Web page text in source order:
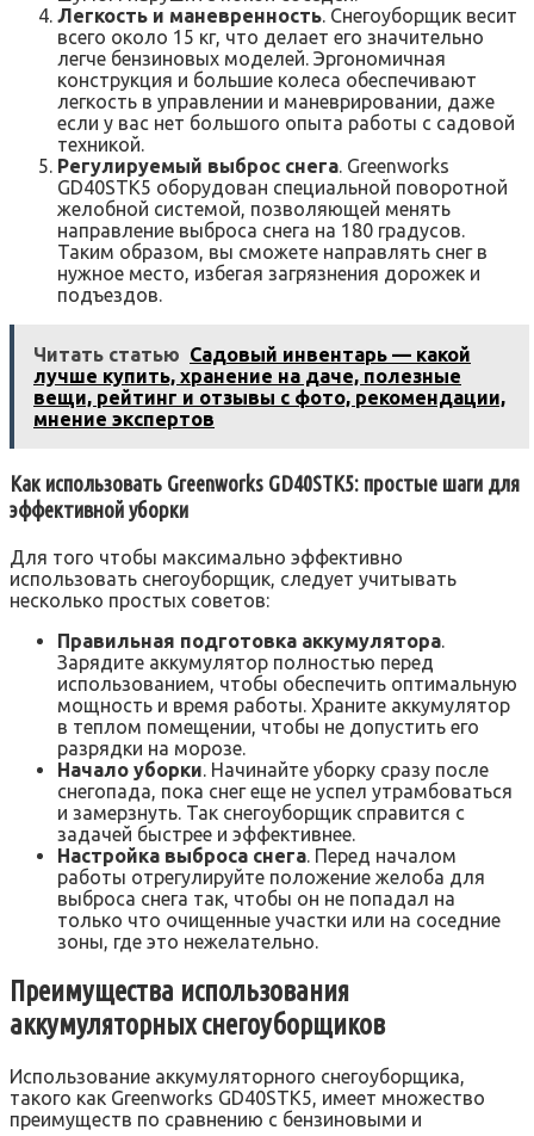
Легкость и маневренность. Снегоуборщик весит
всего около 15 кг, что делает его значительно
легче бензиновых моделей. Эргономичная
конструкция и большие колеса обеспечивают
легкость в управлении и маневрировании, даже
если у вас нет большого опыта работы с садовой
техникой.
Регулируемый выброс снега. Greenworks
GD40STK5 оборудован специальной поворотной
желобной системой, позволяющей менять
направление выброса снега на 180 градусов.
Таким образом, вы сможете направлять снег в
нужное место, избегая загрязнения дорожек и
подъездов.
Читать статью Садовый инвентарь — какой
лучше купить, хранение на даче, полезные
вещи, рейтинг и отзывы с фото, рекомендации,
мнение экспертов
Как использовать Greenworks GD40STK5: простые шаги для
эффективной уборки
Для того чтобы максимально эффективно
использовать снегоуборщик, следует учитывать
несколько простых советов:
Правильная подготовка аккумулятора
Зарядите аккумулятор полностью перед
использованием, чтобы обеспечить оптимальную
мощность и время работы. Храните аккумулятор
в теплом помещении, чтобы не допустить его
разрядки на морозе.
Начало уборки . Начинайте уборку сразу после
снегопада, пока снег еще не успел утрамбоваться
и замерзнуть. Так снегоуборщик справится с
задачей быстрее и эффективнее.
Настройка выброса снега . Перед началом
работы отрегулируйте положение желоба для
выброса снега так, чтобы он не попадал на
только что очищенные участки или на соседние
зоны, где это нежелательно.
Преимущества использования
аккумуляторных снегоуборщиков
Использование аккумуляторного снегоуборщика,
такого как Greenworks GD40STK5, имеет множество
преимуществ по сравнению с бензиновыми и